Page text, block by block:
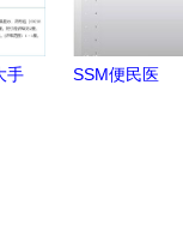
手
SSM便民医